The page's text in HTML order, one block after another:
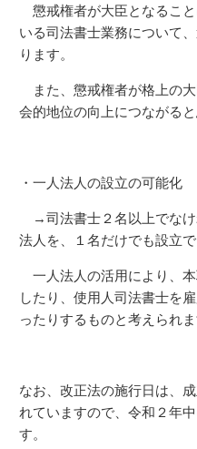
懲戒権者が大臣となるこ
いる司法書士業務について
ります。
また、懲戒権者が格上の
会的地位の向上につながると
・一人法人の設立の可能化
→司法書士２名以上でなけ
法人を、１名だけでも設立
一人法人の活用により、
したり、使用人司法書士を
ったりするものと考えられま
なお、改正法の施行日は、
れていますので、令和２年
す。